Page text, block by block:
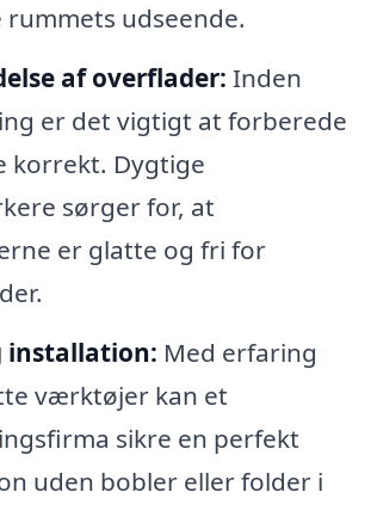
udseende.
af overflader: Inden
er det vigtigt at forberede
korrekt. Dygtige
sørger for, at
er glatte og fri for
installation: Med erfaring
værktøjer kan et
sikre en perfekt
uden bobler eller folder i